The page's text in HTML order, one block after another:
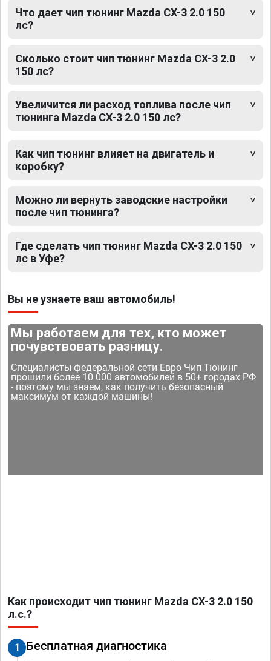
Что дает чип тюнинг Mazda CX-3 2.0 150
лс?
Сколько стоит чип тюнинг Mazda CX-3 2.0
150 лс?
Увеличится ли расход топлива после чип
тюнинга Mazda CX-3 2.0 150 лс?
Как чип тюнинг влияет на двигатель и
коробку?
Можно ли вернуть заводские настройки
после чип тюнинга?
Где сделать чип тюнинг Mazda CX-3 2.0 150
лс в Уфе?
Вы не узнаете ваш автомобиль!
Мы работаем для тех, кто может
почувствовать разницу.
Специалисты федеральной сети Евро Чип Тюнинг
прошили более 10 000 автомобилей в 50+ городах РФ
- поэтому мы знаем, как получить безопасный
максимум от каждой машины!
Как происходит чип тюнинг Mazda CX-3 2.0 150
л.с.?
1 Бесплатная диагностика